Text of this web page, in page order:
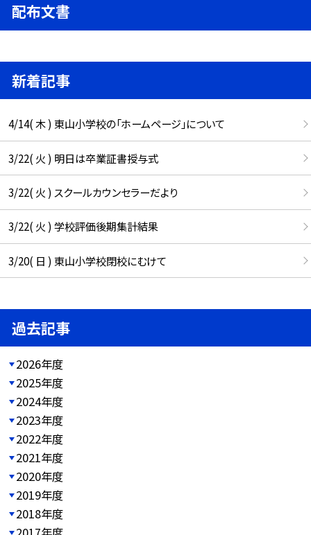
配布文書
新着記事
4/14( 木 ) 東山小学校の「ホームページ」について
3/22( 火 ) 明日は卒業証書授与式
3/22( 火 ) スクールカウンセラーだより
3/22( 火 ) 学校評価後期集計結果
3/20( 日 ) 東山小学校閉校にむけて
過去記事
2026年度
2025年度
2024年度
2023年度
2022年度
2021年度
2020年度
2019年度
2018年度